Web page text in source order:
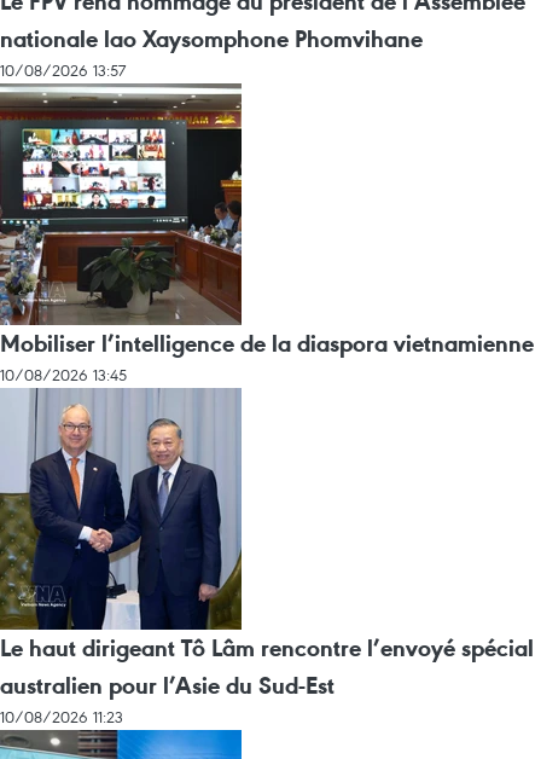
nationale lao Xaysomphone Phomvihane
10/08/2026 13:57
Mobiliser l’intelligence de la diaspora vietnamienne
10/08/2026 13:45
Le haut dirigeant Tô Lâm rencontre l’envoyé spécial
australien pour l’Asie du Sud-Est
10/08/2026 11:23